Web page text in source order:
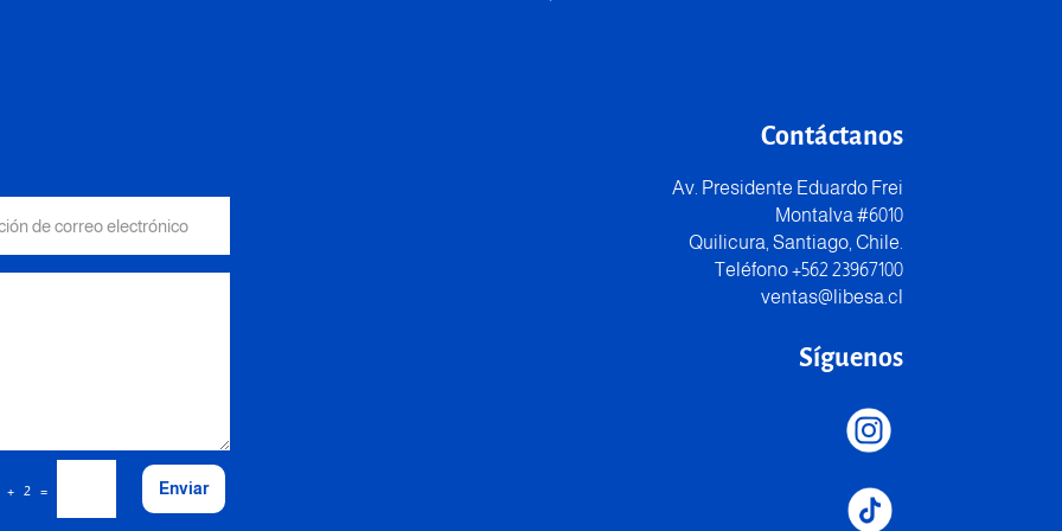
Contáctanos
+ 2 = Enviar
Av. Presidente Eduardo Frei
Montalva #6010
Quilicura, Santiago, Chile.
Teléfono +562 23967100
ventas@libesa.cl
Síguenos